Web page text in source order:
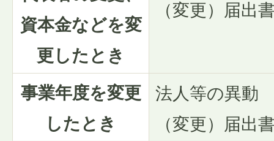
資本金などを変
更したとき
（変更）届出
事業年度を変更
したとき
法人等の異動
（変更）届出